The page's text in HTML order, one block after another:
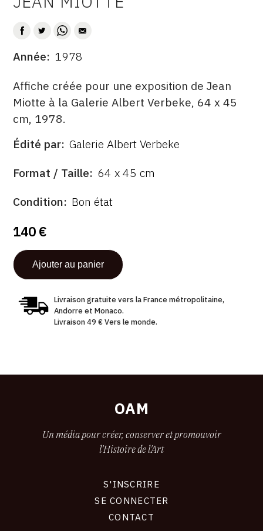
SUIVEZ-NOUS
INSTAGRAM
PINTEREST
AUTEUR
DATE
Année 1978
DESCRITPTION
Affiche créée pour une exposition de Jean
Miotte à la Galerie Albert Verbeke, 64 x 45
cm, 1978.
ÉDITÉ
Édité par Galerie Albert Verbeke
FORMAT
Format / Taille 64 x 45 cm
ÉTAT
Condition Bon état
140 €
Livraison gratuite vers la France métropolitaine,
Andorre et Monaco.
Livraison 49 € Vers le monde.
OAM
Un média pour créer, conserver et promouvoir
l'Histoire de l'Art
S'INSCRIRE
SE CONNECTER
CONTACT